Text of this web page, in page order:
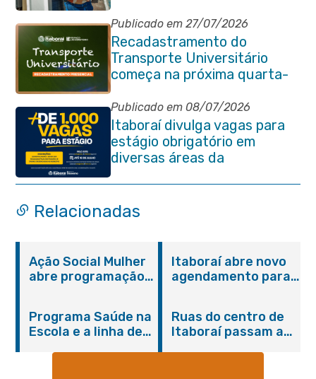
Publicado em 27/07/2026
Recadastramento do
Transporte Universitário
começa na próxima quarta-
feira (29/07)
Publicado em 08/07/2026
Itaboraí divulga vagas para
estágio obrigatório em
diversas áreas da
administração pública
Relacionadas
Ação Social Mulher
abre programação
serviços gratuitos e
orientações
Itaboraí abre novo
agendamento para
Programa Saúde na
Escola e a linha de
Ruas do centro de
Itaboraí passam a